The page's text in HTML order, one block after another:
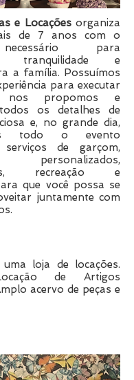
e Locaçõesorganiza
de 7 anos com o
para
tranquilidade e
a família. Possuímos
para executar
nos propomos e
os detalhes de
e, no grande dia,
todo o evento
serviços de garçom,
personalizados,
recreação e
que você possa se
juntamente com
loja de locações.
de Artigos
acervo de peças e